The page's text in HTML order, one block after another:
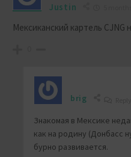
Justin
Мексиканский картель CJNG
brig
Знакомая в Мексике
как на родину (Донбасс
бурно развивается.